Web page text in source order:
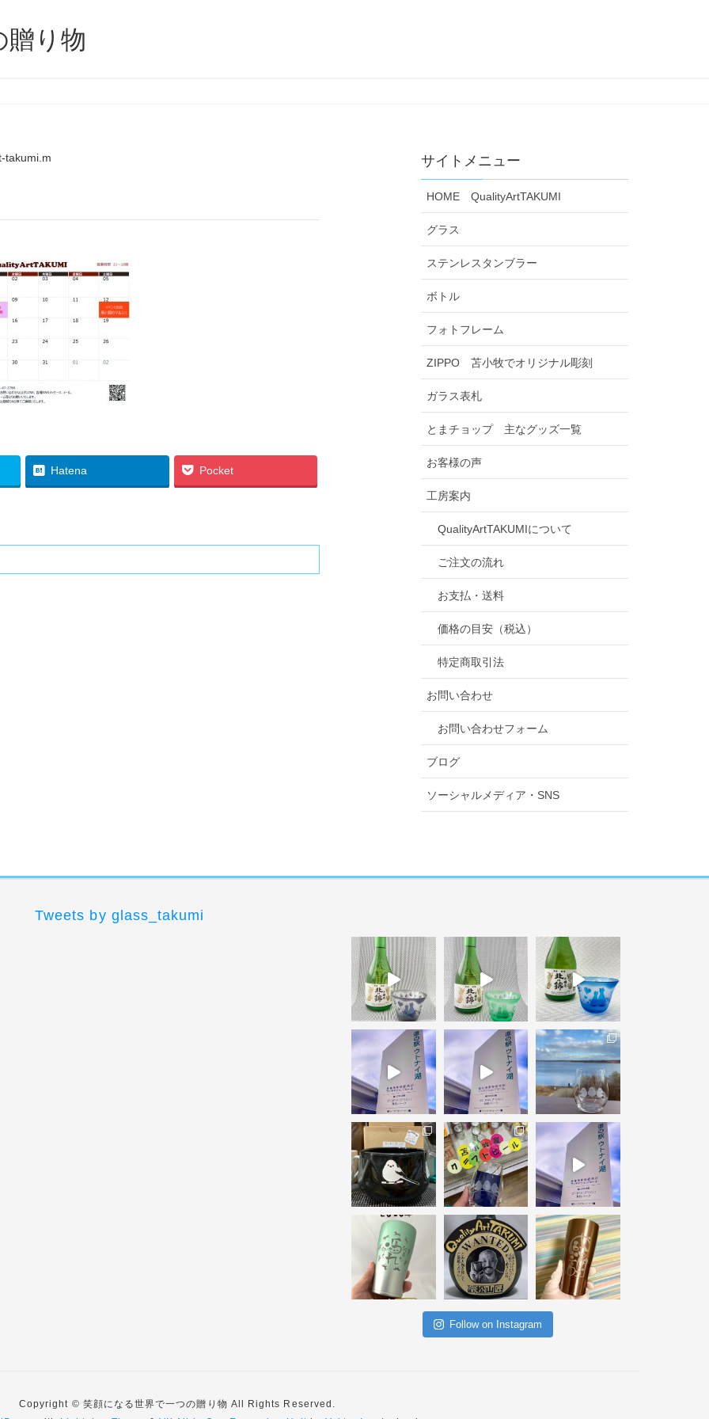
贈り物
takumi.m
Hatena Pocket
サイトメニュー
HOME QualityArtTAKUMI
グラス
ステンレスタンブラー
ボトル
フォトフレーム
ZIPPO 苫小牧でオリジナル彫刻
ガラス表札
とまチョップ 主なグッズ一覧
お客様の声
工房案内
QualityArtTAKUMIについて
ご注文の流れ
お支払・送料
価格の目安（税込）
特定商取引法
お問い合わせ
お問い合わせフォーム
ブログ
ソーシャルメディア・SNS
Tweets by glass_takumi
Follow on Instagram
Copyright © 笑顔になる世界で一つの贈り物 All Rights Reserved.